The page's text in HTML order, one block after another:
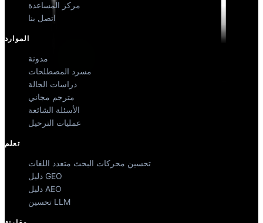
مركز المساعدة
اتصل بنا
الموارد
مدونة
مسرد المصطلحات
دراسات الحالة
مترجم مجاني
الأسئلة الشائعة
عمليات الترحيل
تعلم
تحسين محركات البحث متعدد اللغات
دليل GEO
دليل AEO
تحسين LLM